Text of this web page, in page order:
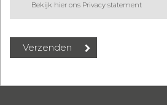
Bekijk hier ons Privacy statement